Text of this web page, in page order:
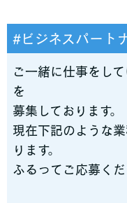
#ビジネスパート
ご一緒に仕事をし
を
募集しております。
現在下記のような
ります。
ふるってご応募くだ